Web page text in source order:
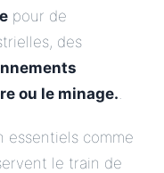
pour de
des
ou le minage..
essentiels comme
le train de